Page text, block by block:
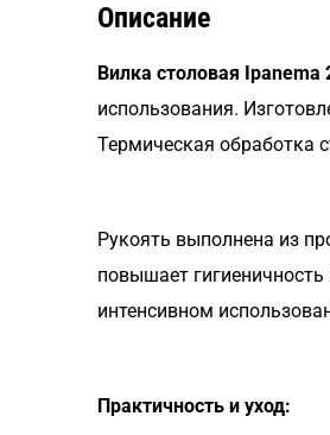
Описание
Вилка столовая Ipanema
использования.
Термическая обработка
Рукоять выполнена из
повышает
интенсивном
Практичность и уход: